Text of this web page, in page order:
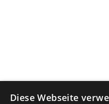
Diese Webseite